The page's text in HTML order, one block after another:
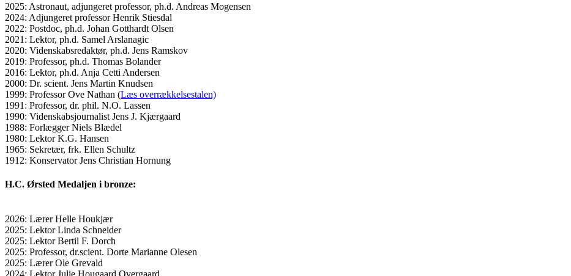
2025: Astronaut, adjungeret professor, ph.d. Andreas Mogensen
2024: Adjungeret professor Henrik Stiesdal
2022: Postdoc, ph.d. Johan Gotthardt Olsen
2021: Lektor, ph.d. Samel Arslanagic
2020: Videnskabsredaktør, ph.d. Jens Ramskov
2019: Professor, ph.d. Thomas Bolander
2016: Lektor, ph.d. Anja Cetti Andersen
2000: Dr. scient. Jens Martin Knudsen
1999: Professor Ove Nathan (Læs overrækkelsestalen)
1991: Professor, dr. phil. N.O. Lassen
1990: Videnskabsjournalist Jens J. Kjærgaard
1988: Forlægger Niels Blædel
1980: Lektor K.G. Hansen
1965: Sekretær, frk. Ellen Schultz
1912: Konservator Jens Christian Hornung
H.C. Ørsted Medaljen i bronze:
2026: Lærer Helle Houkjær
2025: Lektor Linda Schneider
2025: Lektor Bertil F. Dorch
2025: Professor, dr.scient. Dorte Marianne Olesen
2025: Lærer Ole Grevald